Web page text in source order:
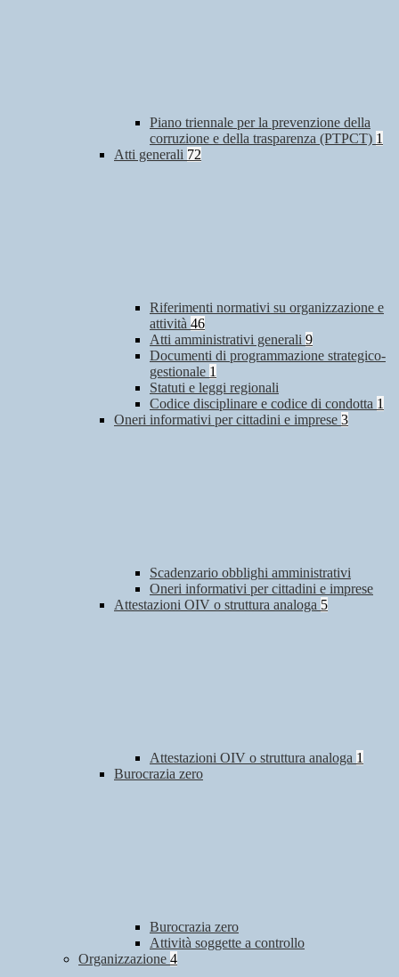
Piano triennale per la prevenzione della
corruzione e della trasparenza (PTPCT) 1
Atti generali 72
Riferimenti normativi su organizzazione e
attività 46
Atti amministrativi generali 9
Documenti di programmazione strategico-
gestionale 1
Statuti e leggi regionali
Codice disciplinare e codice di condotta 1
Oneri informativi per cittadini e imprese 3
Scadenzario obblighi amministrativi
Oneri informativi per cittadini e imprese
Attestazioni OIV o struttura analoga 5
Attestazioni OIV o struttura analoga 1
Burocrazia zero
Burocrazia zero
Attività soggette a controllo
Organizzazione 4